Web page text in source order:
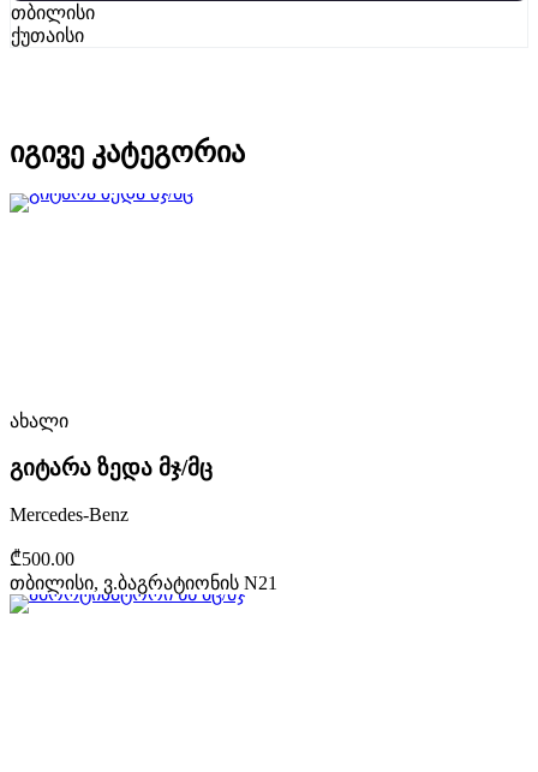
თბილისი
ქუთაისი
იგივე კატეგორია
ახალი
გიტარა ზედა მჯ/მც
Mercedes-Benz
₾500.00
თბილისი, ვ.ბაგრატიონის N21